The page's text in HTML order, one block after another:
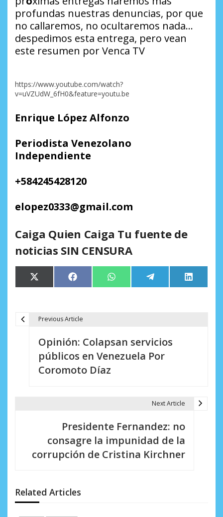
profundas nuestras denuncias, por que
no callaremos, no ocultaremos nada…
despedimos esta entrega, pero vean
este resumen por Venca TV
https://www.youtube.com/watch?
v=uVZUdW_6fH0&feature=youtu.be
Enrique López Alfonzo
Periodista Venezolano
Independiente
+584245428120
elopez0333@gmail.com
Caiga Quien Caiga Tu fuente de
noticias SIN CENSURA
Compartir
en
X
(Twitter)
Compartir
en
Facebook Compartir
en
WhatsApp Compartir
en
Telegram
en
LinkedIn
n
d
Previous Article
Opinión: Colapsan servicios
públicos en Venezuela Por
Coromoto Díaz
Next Article
Presidente Fernandez: no
consagre la impunidad de la
corrupción de Cristina Kirchner
Related Articles